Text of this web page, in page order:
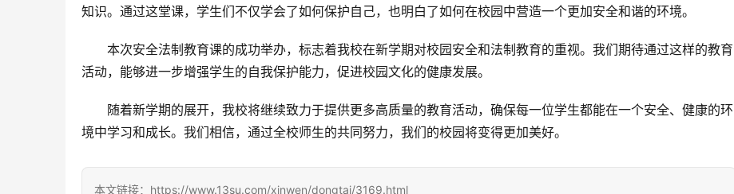
知识。通过这堂课，学生们不仅学会了如何保护自己，也明白了如何在校园中营造一个更加安全和谐的环境。
本次安全法制教育课的成功举办，标志着我校在新学期对校园安全和法制教育的重视。我们期待通过这样的教育
活动，能够进一步增强学生的自我保护能力，促进校园文化的健康发展。
随着新学期的展开，我校将继续致力于提供更多高质量的教育活动，确保每一位学生都能在一个安全、健康的环
境中学习和成长。我们相信，通过全校师生的共同努力，我们的校园将变得更加美好。
本文链接：https://www.13su.com/xinwen/dongtai/3169.html